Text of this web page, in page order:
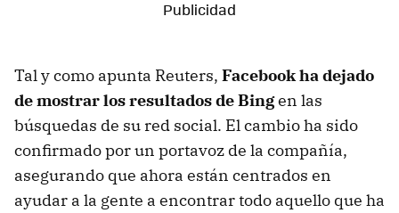
Tal y como apunta Reuters, Facebook ha dejado
de mostrar los resultados de Bingen las
búsquedas de su red social. El cambio ha sido
confirmado por un portavoz de la compañía,
asegurando que ahora están centrados en
ayudar a la gente a encontrar todo aquello que ha